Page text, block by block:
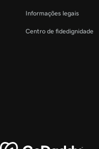
Informações legais
Centro de fidedignidade